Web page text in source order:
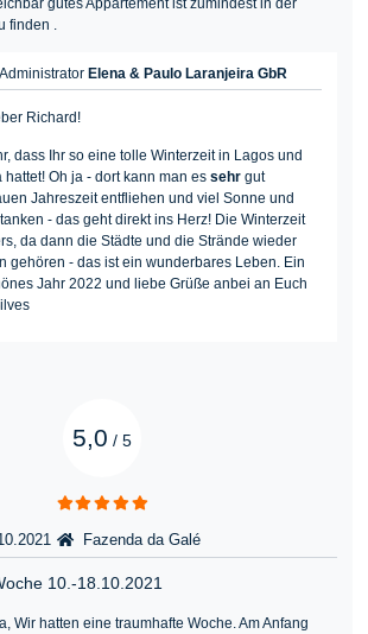
gutes Appartement ist zumindest in der
finden .
Elena & Paulo Laranjeira GbR
Richard!
dass Ihr so eine tolle Winterzeit in Lagos und
hattet! Oh ja - dort kann man essehr gut
Jahreszeit entfliehen und viel Sonne und
- das geht direkt ins Herz! Die Winterzeit
da dann die Städte und die Strände wieder
gehören - das ist ein wunderbares Leben. Ein
Jahr 2022 und liebe Grüße anbei an Euch
5,0 / 5
Fazenda da Galé
10.-18.10.2021
Wir hatten eine traumhafte Woche. Am Anfang